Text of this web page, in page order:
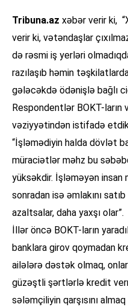
Tribuna.az xəbər verir ki,
verir ki, vətəndaşlar
də rəsmi iş yerləri
razılaşıb həmin
gələcəkdə ödənişlə bağlı
Respondentlər BOKT-ların
vəziyyətindən istifadə
“İşləmədiyin halda dövlət
müraciətlər məhz bu
yüksəkdir. İşləməyən insan
sonradan isə əmlakını
azaltsalar, daha yaxşı olar”.
İllər öncə BOKT-ların
banklara girov qoymadan
ailələrə dəstək olmaq,
güzəştli şərtlərlə kredit
sələmçiliyin qarşısını